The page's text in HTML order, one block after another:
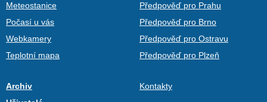
Meteostanice
Počasí u vás
Webkamery
Teplotní mapa
Předpověď pro Prahu
Předpověď pro Brno
Předpověď pro Ostravu
Předpověď pro Plzeň
Archiv
Kontakty